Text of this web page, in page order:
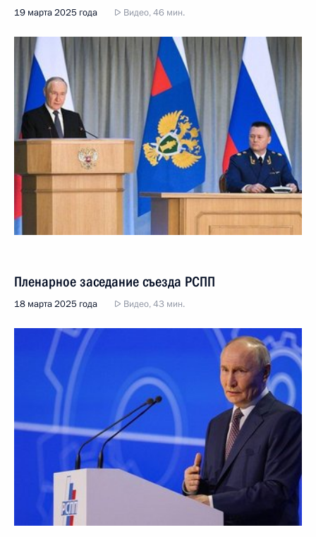
19 марта 2025 года Видео, 46 мин.
Пленарное заседание съезда РСПП
18 марта 2025 года Видео, 43 мин.